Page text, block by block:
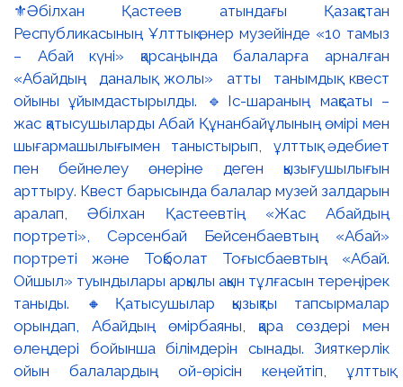
⚜️Әбілхан Қастеев атындағы Қазақстан
Республикасының Ұлттық өнер музейінде «10 тамыз
– Абай күні» қарсаңында балаларға арналған
«Абайдың даналық жолы» атты танымдық квест
ойыны ұйымдастырылды. 🔹Іс-шараның мақсаты –
жас қатысушыларды Абай Құнанбайұлының өмірі мен
шығармашылығымен таныстырып, ұлттық әдебиет
пен бейнелеу өнеріне деген қызығушылығын
арттыру. Квест барысында балалар музей залдарын
аралап, Әбілхан Қастеевтің «Жас Абайдың
портреті», Сәрсенбай Бейсенбаевтың «Абай»
портреті және Тоқболат Тоғысбаевтың «Абай.
Ойшыл» туындылары арқылы ақын тұлғасын тереңірек
таныды. 🔸Қатысушылар қызықты тапсырмалар
орындап, Абайдың өмірбаяны, қара сөздері мен
өлеңдері бойынша білімдерін сынады. Зияткерлік
ойын балалардың ой-өрісін кеңейтіп, ұлттық